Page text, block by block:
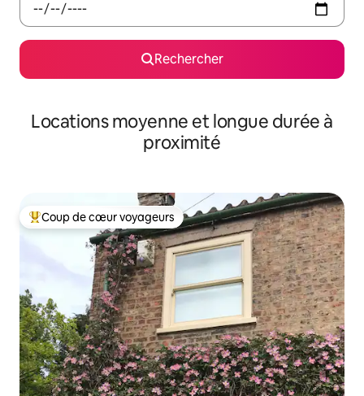
Rechercher
Locations moyenne et longue durée à
proximité
Coups de cœur voyageurs les plus appréciés
Coup de cœur voyageurs